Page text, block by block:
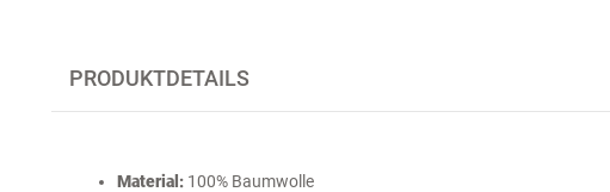
PRODUKTDETAILS
Material:100% Baumwolle